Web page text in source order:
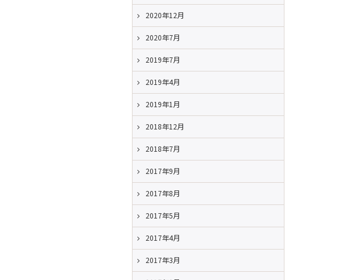
2020年12月
2020年7月
2019年7月
2019年4月
2019年1月
2018年12月
2018年7月
2017年9月
2017年8月
2017年5月
2017年4月
2017年3月